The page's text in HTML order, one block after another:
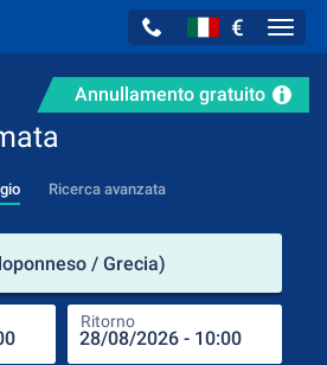
€
Annullamento gratuito
Ricerca avanzata
/ Grecia)
Ritorno